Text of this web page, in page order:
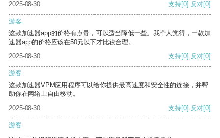
2025-08-30
支持[0] 反对[0]
游客
这款加速器app的价格有点贵，可以适当降低一些。我个人觉得，一款加
速器app的价格应该在50元以下才比较合理。
2025-08-30
支持[0] 反对[0]
游客
这款加速器VPM应用程序可以给你提供最高速度和安全性的连接，并帮
助你在网络上自由移动。
2025-08-30
支持[0] 反对[0]
游客